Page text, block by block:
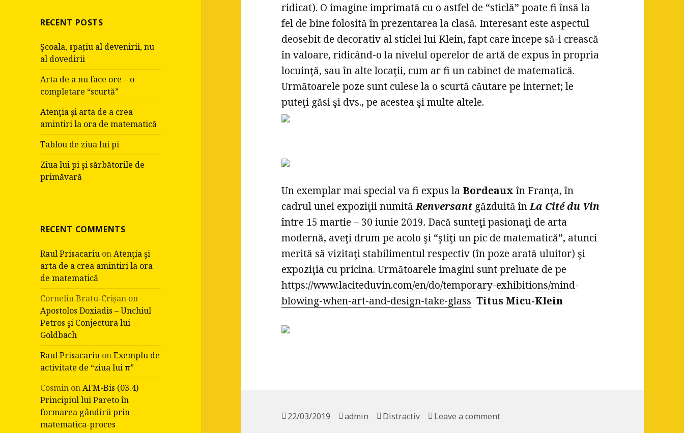
RECENT POSTS
Şcoala, spațiu al devenirii, nu
al dovedirii
Arta de a nu face ore – o
completare “scurtă”
Atenţia şi arta de a crea
amintiri la ora de matematică
Tablou de ziua lui pi
Ziua lui pi şi sărbătorile de
primăvară
RECENT COMMENTS
Raul Prisacariu onAtenţia şi
arta de a crea amintiri la ora
de matematică
Corneliu Bratu-Crișan on
Apostolos Doxiadis – Unchiul
Petros şi Conjectura lui
Goldbach
Raul Prisacariu onExemplu de
activitate de “ziua lui π”
Cosmin onAFM-Bis (03.4)
Principiul lui Pareto în
formarea gândirii prin
matematica-proces
ridicat). O imagine imprimată cu o astfel de “sticlă” poate fi însă la
fel de bine folosită în prezentarea la clasă. Interesant este aspectul
deosebit de decorativ al sticlei lui Klein, fapt care începe să-i crească
în valoare, ridicând-o la nivelul operelor de artă de expus în propria
locuinţă, sau în alte locaţii, cum ar fi un cabinet de matematică.
Următoarele poze sunt culese la o scurtă căutare pe internet; le
puteţi găsi şi dvs., pe acestea şi multe altele.
Un exemplar mai special va fi expus la Bordeaux în Franţa, în
cadrul unei expoziţii numităRenversant găzduită înLa Cité du Vin
între 15 martie – 30 iunie 2019. Dacă sunteţi pasionaţi de arta
modernă, aveţi drum pe acolo şi “ştiţi un pic de matematică”, atunci
merită să vizitaţi stabilimentul respectiv (în poze arată uluitor) şi
expoziţia cu pricina. Următoarele imagini sunt preluate de pe
https://www.laciteduvin.com/en/do/temporary-exhibitions/mind-
blowing-when-art-and-design-take-glass Titus Micu-Klein
Posted
22/03/2019 Author
admin Categories
Distractiv Leave a comment